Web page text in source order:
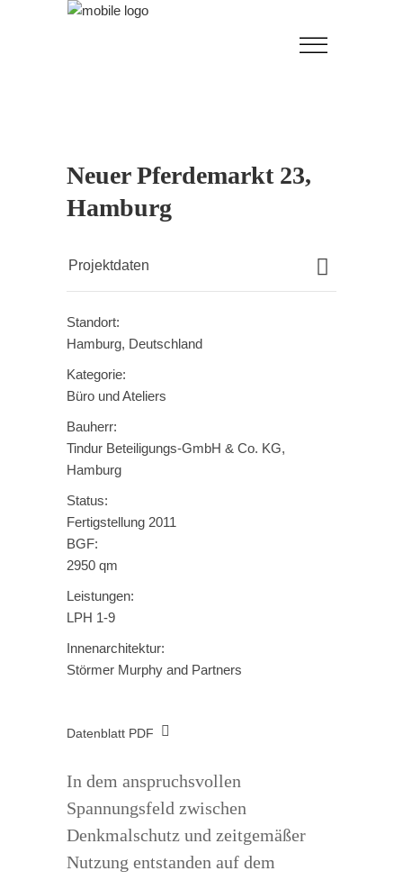
Neuer Pferdemarkt 23,
Hamburg
Projektdaten
Standort:
Hamburg, Deutschland
Kategorie:
Büro und Ateliers
Bauherr:
Tindur Beteiligungs-GmbH & Co. KG,
Hamburg
Status:
Fertigstellung 2011
BGF:
2950 qm
Leistungen:
LPH 1-9
Innenarchitektur:
Störmer Murphy and Partners
Datenblatt PDF
In dem anspruchsvollen
Spannungsfeld zwischen
Denkmalschutz und zeitgemäßer
Nutzung entstanden auf dem